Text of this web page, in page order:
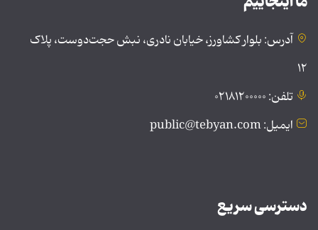
آدرس: بلوار کشاورز، خیابان نادری، نبش حجت‌دوست، پلاک
۱۲
تلفن: ۰۲۱۸۱۲۰۰۰۰۰
ایمیل: public@tebyan.com
دسترسی سریع